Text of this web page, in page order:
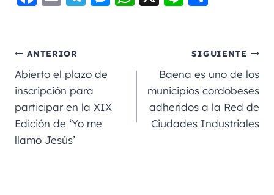
e
b
o
o
k
l
m
er
A
p
a
rt
ir
ANTERIOR
Abierto el plazo de
inscripción para
participar en la XIX
Edición de ‘Yo me
llamo Jesús’
SIGUIENTE
Baena es uno de los
municipios cordobeses
adheridos a la Red de
Ciudades Industriales